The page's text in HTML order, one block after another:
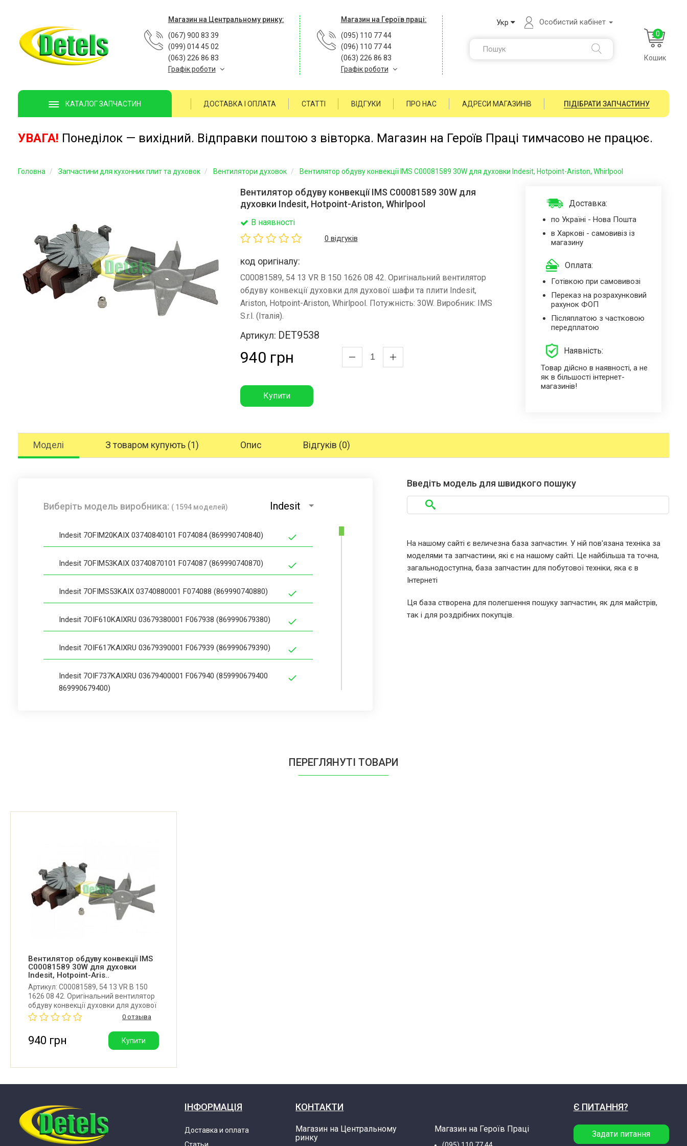
Магазин на Центральному ринку:
(067) 900 83 39
(099) 014 45 02
(063) 226 86 83
Графік роботи
Магазин на Героїв праці:
(095) 110 77 44
(096) 110 77 44
(063) 226 86 83
Графік роботи
Укр Особистий кабінет
0
Кошик
КАТАЛОГ ЗАПЧАСТИН ДОСТАВКА І ОПЛАТА СТАТТІ ВІДГУКИ ПРО НАС АДРЕСИ МАГАЗИНІВ ПІДІБРАТИ ЗАПЧАСТИНУ
УВАГА! Понеділок — вихідний. Відправки поштою з вівторка. Магазин на Героїв Праці тимчасово не працює.
Головна Запчастини для кухонних плит та духовок Вентилятори духовок Вентилятор обдуву конвекції IMS C00081589 30W для духовки Indesit, Hotpoint-Ariston, Whirlpool
Вентилятор обдуву конвекції IMS C00081589 30W для
духовки Indesit, Hotpoint-Ariston, Whirlpool
В наявності
0 відгуків
код оригіналу:
C00081589, 54 13 VR B 150 1626 08 42. Оригінальний вентилятор
обдуву конвекції духовки для духової шафи та плити Indesit,
Ariston, Hotpoint-Ariston, Whirlpool. Потужність: 30W. Виробник: IMS
S.r.l. (Італія).
Артикул: DET9538
940 грн
Купити
Доставка:
по Україні - Нова Пошта
в Харкові - самовивіз із
магазину
Оплата:
Готівкою при самовивозі
Переказ на розрахунковий
рахунок ФОП
Післяплатою з частковою
передплатою
Наявність:
Товар дійсно в наявності, а не
як в більшості інтернет-
магазинів!
Моделі З товаром купують (1) Опис Відгуків (0)
Виберіть модель виробника: ( 1594 моделей) Indesit
Indesit 7OFIM20KAIX 03740840101 F074084 (869990740840)
Indesit 7OFIM53KAIX 03740870101 F074087 (869990740870)
Indesit 7OFIMS53KAIX 03740880001 F074088 (869990740880)
Indesit 7OIF610KAIXRU 03679380001 F067938 (869990679380)
Indesit 7OIF617KAIXRU 03679390001 F067939 (869990679390)
Indesit 7OIF737KAIXRU 03679400001 F067940 (859990679400
869990679400)
Indesit BIG53KAIXGB 03796600000 F079660 (869990796600)
Indesit BIG73KC.AIXG (03796590000)
Indesit BIMS31KABIX (25796620000)
Indesit BIMS31KABIXGB 25796620000 F079662 (869990796620)
Indesit BIMS53KABIXGBS 25805210000 F080521 (859990805210
Indesit BIMS53KABIXGBS 25805210100 F080521 (859990805210
869990805210)
Введіть модель для швидкого пошуку
На нашому сайті є величезна база запчастин. У ній пов'язана техніка за
моделями та запчастини, які є на нашому сайті. Це найбільша та точна,
загальнодоступна, база запчастин для побутової техніки, яка є в
Інтернеті
Ця база створена для полегшення пошуку запчастин, як для майстрів,
так і для роздрібних покупців.
ПЕРЕГЛЯНУТІ ТОВАРИ
Вентилятор обдуву конвекції IMS
C00081589 30W для духовки
Indesit, Hotpoint-Aris..
Артикул: C00081589, 54 13 VR B 150
1626 08 42. Оригінальний вентилятор
обдуву конвекції духовки для духової
шафи та плити Indesit, Ariston,
Hotpoint-Ariston, Whirlpool. Потужність:
30W. Виробник: IMS S.r.l. (Італія).
0 отзыва
940 грн Купити
ІНФОРМАЦІЯ
Доставка и оплата
КОНТАКТИ
Магазин на Центральному
ринку
Магазин на Героїв Праці
Є ПИТАННЯ?
Задати питання